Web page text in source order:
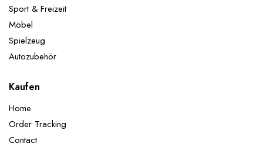
Sport & Freizeit
Möbel
Spielzeug
Autozubehör
Kaufen
Home
Order Tracking
Contact